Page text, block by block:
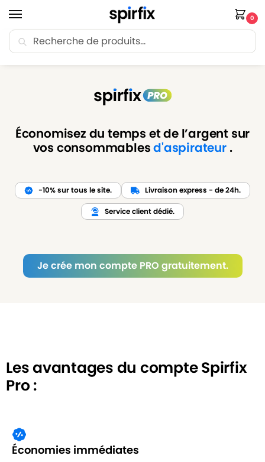
0
🚚 Livraison Point Relais offerte dès 30€ d’achat.
Économisez du temps et de l’argent sur
vos consommablesd'aspirateur .
-10% sur tous le site. Livraison express - de 24h.
Service client dédié.
Je crée mon compte PRO gratuitement.
Les avantages du compte Spirfix
Pro :
Économies immédiates